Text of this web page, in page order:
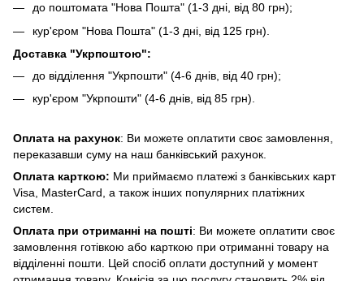
до поштомата "Нова Пошта" (1-3 дні, від 80 грн);
кур'єром "Нова Пошта" (1-3 дні, від 125 грн).
Доставка "Укрпоштою":
до відділення "Укрпошти" (4-6 днів, від 40 грн);
кур'єром "Укрпошти" (4-6 днів, від 85 грн).
Оплата на рахунок: Ви можете оплатити своє замовлення,
переказавши суму на наш банківський рахунок.
Оплата карткою: Ми приймаємо платежі з банківських карт
Visa, MasterCard, а також інших популярних платіжних
систем.
Оплата при отриманні на пошті: Ви можете оплатити своє
замовлення готівкою або карткою при отриманні товару на
відділенні пошти. Цей спосіб оплати доступний у момент